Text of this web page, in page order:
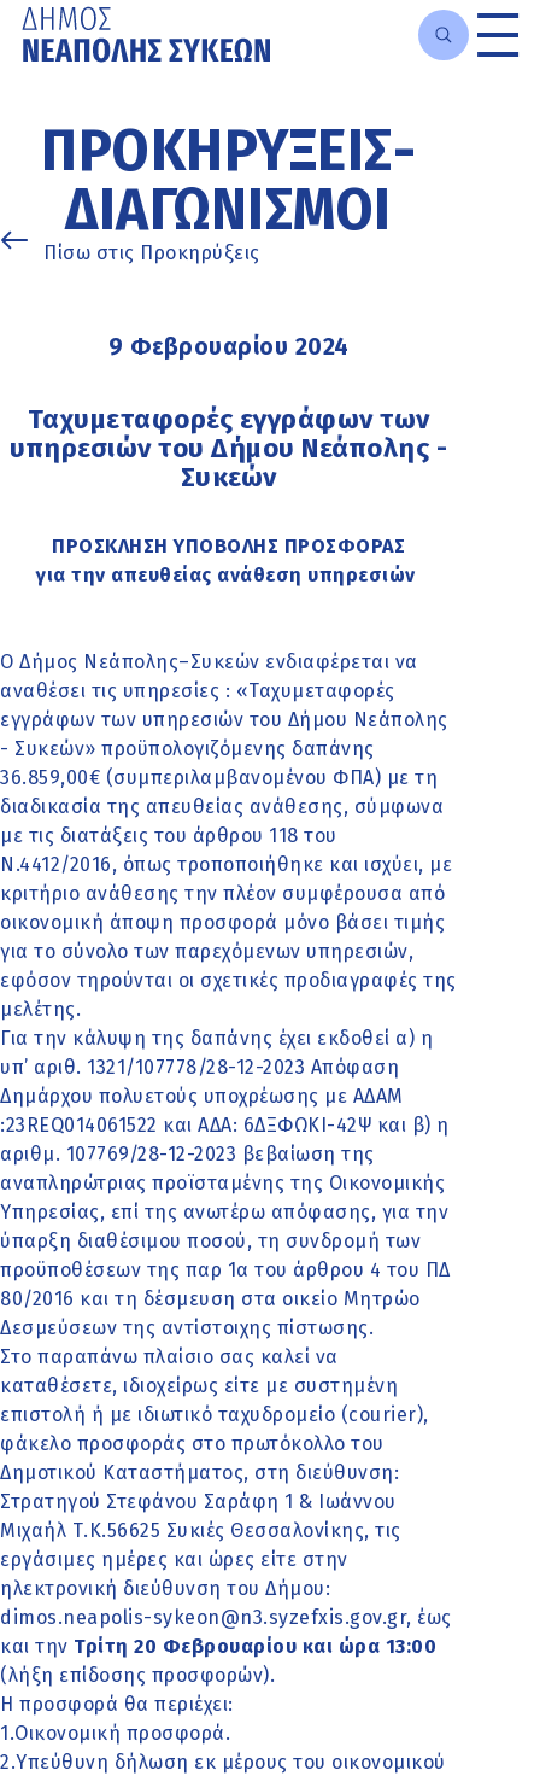
κυρίως
περιεχόμενο
ΠΡΟΚΗΡΎΞΕΙΣ-
ΔΙΑΓΩΝΙΣΜΟΊ
Πίσω στις Προκηρύξεις
9 Φεβρουαρίου 2024
Ταχυμεταφορές εγγράφων των
υπηρεσιών του Δήμου Νεάπολης -
Συκεών
ΠΡΟΣΚΛΗΣΗ ΥΠΟΒΟΛΗΣ ΠΡΟΣΦΟΡΑΣ
για την απευθείας ανάθεση υπηρεσιών
Ο Δήμος Νεάπολης–Συκεών ενδιαφέρεται να
αναθέσει τις υπηρεσίες : «Ταχυμεταφορές
εγγράφων των υπηρεσιών του Δήμου Νεάπολης
- Συκεών» προϋπολογιζόμενης δαπάνης
36.859,00€ (συμπεριλαμβανομένου ΦΠΑ) με τη
διαδικασία της απευθείας ανάθεσης, σύμφωνα
με τις διατάξεις του άρθρου 118 του
Ν.4412/2016, όπως τροποποιήθηκε και ισχύει, με
κριτήριο ανάθεσης την πλέον συμφέρουσα από
οικονομική άποψη προσφορά μόνο βάσει τιμής
για το σύνολο των παρεχόμενων υπηρεσιών,
εφόσον τηρούνται οι σχετικές προδιαγραφές της
μελέτης.
Για την κάλυψη της δαπάνης έχει εκδοθεί α) η
υπ’ αριθ. 1321/107778/28-12-2023 Απόφαση
Δημάρχου πολυετούς υποχρέωσης με ΑΔΑΜ
:23REQ014061522 και ΑΔΑ: 6ΔΞΦΩΚΙ-42Ψ και β) η
αριθμ. 107769/28-12-2023 βεβαίωση της
αναπληρώτριας προϊσταμένης της Οικονομικής
Υπηρεσίας, επί της ανωτέρω απόφασης, για την
ύπαρξη διαθέσιμου ποσού, τη συνδρομή των
προϋποθέσεων της παρ 1α του άρθρου 4 του ΠΔ
80/2016 και τη δέσμευση στα οικείο Μητρώο
Δεσμεύσεων της αντίστοιχης πίστωσης.
Στο παραπάνω πλαίσιο σας καλεί να
καταθέσετε, ιδιοχείρως είτε με συστημένη
επιστολή ή με ιδιωτικό ταχυδρομείο (courier),
φάκελο προσφοράς στο πρωτόκολλο του
Δημοτικού Καταστήματος, στη διεύθυνση:
Στρατηγού Στεφάνου Σαράφη 1 & Ιωάννου
Μιχαήλ Τ.Κ.56625 Συκιές Θεσσαλονίκης, τις
εργάσιμες ημέρες και ώρες είτε στην
ηλεκτρονική διεύθυνση του Δήμου:
dimos.neapolis-sykeon@n3.syzefxis.gov.gr, έως
και την Τρίτη 20 Φεβρουαρίου και ώρα 13:00
(λήξη επίδοσης προσφορών).
Η προσφορά θα περιέχει:
1.Οικονομική προσφορά.
2.Υπεύθυνη δήλωση εκ μέρους του οικονομικού